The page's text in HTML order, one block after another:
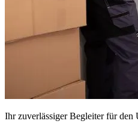
Ihr zuverlässiger Begleiter für den